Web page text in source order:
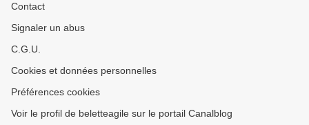
Contact
Signaler un abus
C.G.U.
Cookies et données personnelles
Préférences cookies
Voir le profil de beletteagile sur le portail Canalblog